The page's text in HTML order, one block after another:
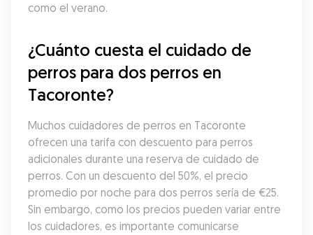
como el verano.
¿Cuánto cuesta el cuidado de
perros para dos perros en
Tacoronte?
Muchos cuidadores de perros en Tacoronte
ofrecen una tarifa con descuento para perros
adicionales durante una reserva de cuidado de
perros. Con un descuento del 50%, el precio
promedio por noche para dos perros sería de €25.
Sin embargo, como los precios pueden variar entre
los cuidadores, es importante comunicarse